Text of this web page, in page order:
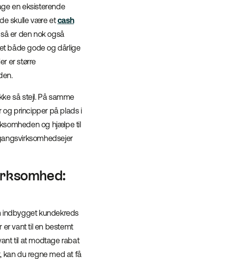
en eksisterende
skulle være etcash
er den nok også
både gode og dårlige
er større
så stejl. På samme
og principper på plads i
og hjælpe til
indbygget kundekreds
vant til en bestemt
til at modtage rabat
kan du regne med at få